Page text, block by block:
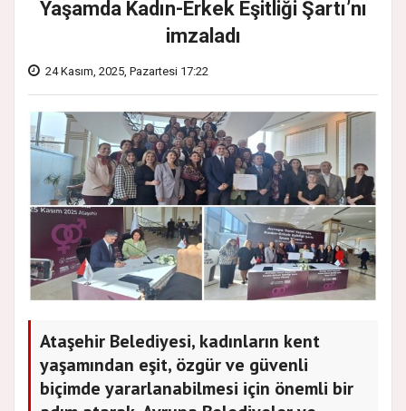
Yaşamda Kadın-Erkek Eşitliği Şartı’nı
imzaladı
24 Kasım, 2025, Pazartesi 17:22
Ataşehir Belediyesi, kadınların kent
yaşamından eşit, özgür ve güvenli
biçimde yararlanabilmesi için önemli bir